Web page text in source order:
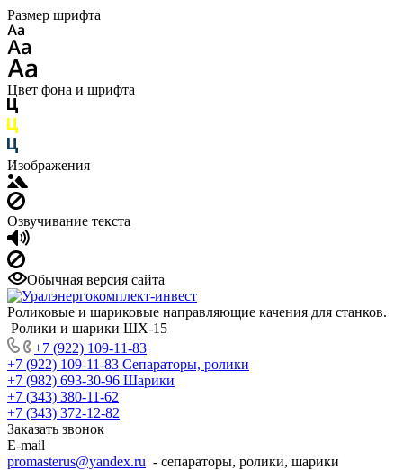
Размер шрифта
Цвет фона и шрифта
Изображения
Озвучивание текста
Обычная версия сайта
Роликовые и шариковые направляющие качения для станков.
Ролики и шарики ШХ-15
+7 (922) 109-11-83
+7 (922) 109-11-83 Сепараторы, ролики
+7 (982) 693-30-96 Шарики
+7 (343) 380-11-62
+7 (343) 372-12-82
Заказать звонок
E-mail
promasterus@yandex.ru - сепараторы, ролики, шарики